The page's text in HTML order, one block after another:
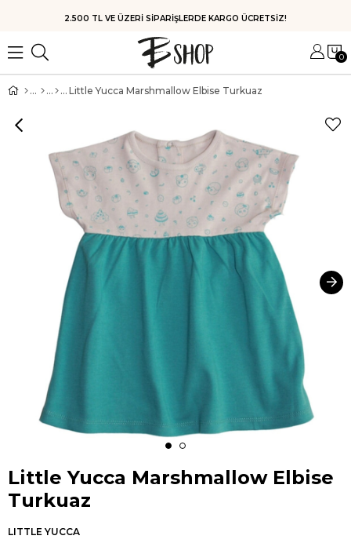
HIZLI KARGO
0
Little Yucca Marshmallow Elbise Turkuaz
Little Yucca Marshmallow Elbise
Turkuaz
LITTLE YUCCA